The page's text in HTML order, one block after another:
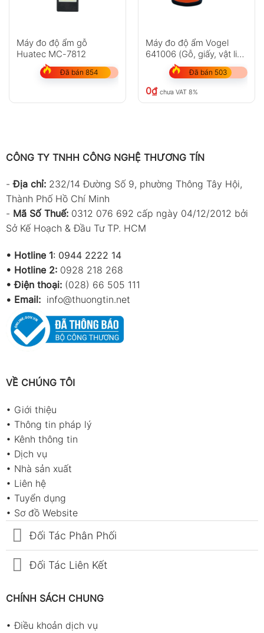
Máy đo độ ẩm gỗ
Huatec MC-7812
Đã bán 854
Máy đo độ ẩm Vogel
641006 (Gỗ, giấy, vật liệu
xây dựng)
Đã bán 503
0₫ chưa VAT 8%
CÔNG TY TNHH CÔNG NGHỆ THƯƠNG TÍN
-Địa chỉ: 232/14 Đường Số 9, phường Thông Tây Hội,
Thành Phố Hồ Chí Minh
- Mã Số Thuế: 0312 076 692 cấp ngày 04/12/2012 bởi
Sở Kế Hoạch & Đầu Tư TP. HCM
• Hotline 1: 0944 2222 14
• Hotline 2: 0928 218 268
• Điện thoại: (028) 66 505 111
• Email: info@thuongtin.net
VỀ CHÚNG TÔI
• Giới thiệu
• Thông tin pháp lý
• Kênh thông tin
• Dịch vụ
• Nhà sản xuất
• Liên hệ
• Tuyển dụng
• Sơ đồ Website
Đối Tác Phân Phối
Đối Tác Liên Kết
CHÍNH SÁCH CHUNG
•Điều khoản dịch vụ